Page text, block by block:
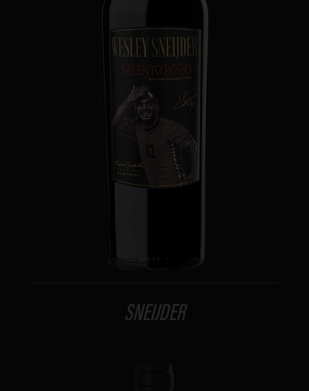
SNEIJDER